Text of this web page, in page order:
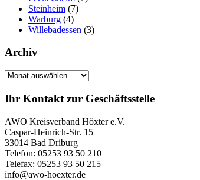
Steinheim (7)
Warburg (4)
Willebadessen (3)
Archiv
Archiv
Ihr Kontakt zur Geschäftsstelle
AWO Kreisverband Höxter e.V.
Caspar-Heinrich-Str. 15
33014 Bad Driburg
Telefon: 05253 93 50 210
Telefax: 05253 93 50 215
info@awo-hoexter.de